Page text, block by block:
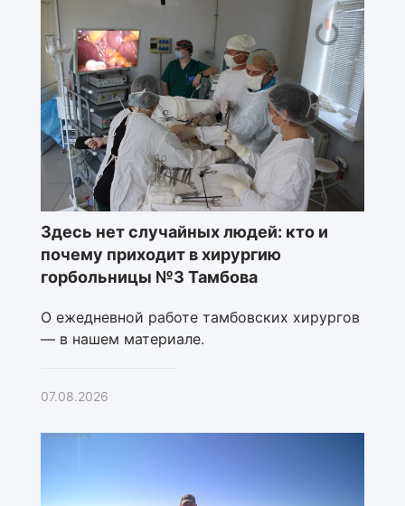
Здесь нет случайных людей: кто и
почему приходит в хирургию
горбольницы №3 Тамбова
О ежедневной работе тамбовских хирургов
— в нашем материале.
07.08.2026